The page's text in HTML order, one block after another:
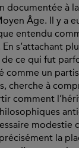
documentée à
Âge. Il y a
entendu
s’attachant
ce qui fut
comme un
cherche à
comment
modestie
la